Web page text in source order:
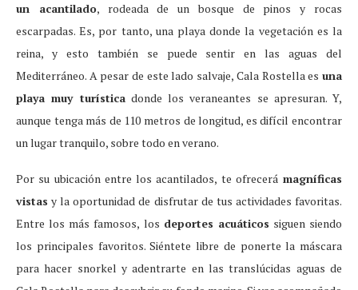
un acantilado, rodeada de un bosque de pinos y rocas
escarpadas. Es, por tanto, una playa donde la vegetación es la
reina, y esto también se puede sentir en las aguas del
Mediterráneo. A pesar de este lado salvaje, Cala Rostella es una
playa muy turísticadonde los veraneantes se apresuran. Y,
aunque tenga más de 110 metros de longitud, es difícil encontrar
un lugar tranquilo, sobre todo en verano.
Por su ubicación entre los acantilados, te ofrecerámagníficas
vistas y la oportunidad de disfrutar de tus actividades favoritas.
Entre los más famosos, los deportes acuáticos siguen siendo
los principales favoritos. Siéntete libre de ponerte la máscara
para hacer snorkel y adentrarte en las translúcidas aguas de